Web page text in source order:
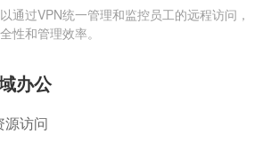
通过VPN统一管理和监控员工的远程访问，
性和管理效率。
办公
源访问